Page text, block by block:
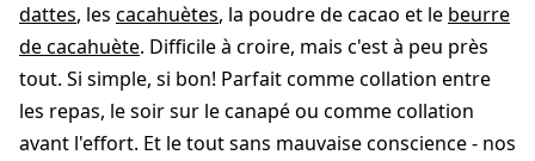
dattes, les cacahuètes, la poudre de cacao et le beurre
de cacahuète. Difficile à croire, mais c'est à peu près
tout. Si simple, si bon! Parfait comme collation entre
les repas, le soir sur le canapé ou comme collation
avant l'effort. Et le tout sans mauvaise conscience - nos